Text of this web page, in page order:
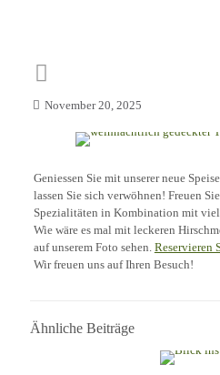
November 20, 2025
Geniessen Sie mit unserer neue
lassen Sie sich verwöhnen! Freuen
Spezialitäten in Kombination mit
Wie wäre es mal mit leckeren
auf unserem Foto sehen. Reservieren
Wir freuen uns auf Ihren Besuch!
Ähnliche Beiträge